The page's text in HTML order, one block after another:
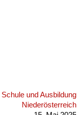
Schule und Ausbildung
Niederösterreich